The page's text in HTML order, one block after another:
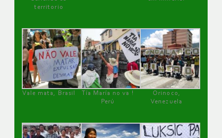
territorio
Vale mata, Brasil
Tía María no va !
Perú
Orinoco,
Venezuela